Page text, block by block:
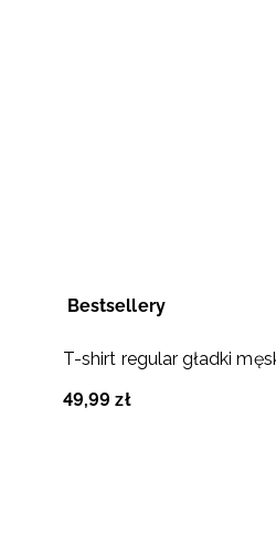
Bestsellery
T-shirt regular gładki
49,99 zł